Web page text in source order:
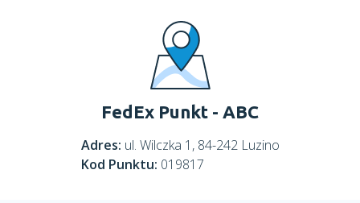
FedEx Punkt - ABC
Adres: ul. Wilczka 1, 84-242 Luzino
Kod Punktu: 019817